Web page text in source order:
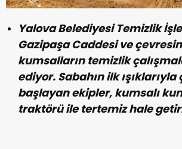
Yalova Belediyesi Temizlik
Gazipaşa Caddesi ve
kumsalların temizlik
ediyor. Sabahın ilk
başlayan ekipler, kumsalı
traktörü ile tertemiz hale